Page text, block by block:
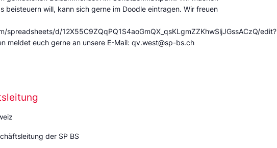
beisteuern will, kann sich gerne im Doodle eintragen. Wir freuen
spreadsheets/d/12X55C9ZQqPQ1S4aoGmQX_qsKLgmZZKhwSljJGssACzQ/edit?
meldet euch gerne an unsere E-Mail: qv.west@sp-bs.ch
der SP BS